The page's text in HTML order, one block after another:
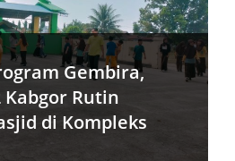
Gembira,
Kabgor Rutin
di Kompleks